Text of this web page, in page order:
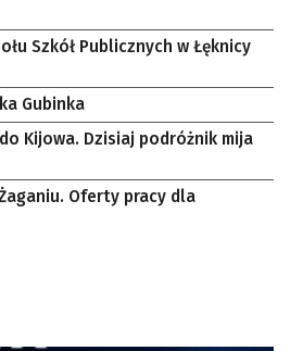
Szkół Publicznych w Łęknicy
Gubinka
Kijowa. Dzisiaj podróżnik mija
Oferty pracy dla